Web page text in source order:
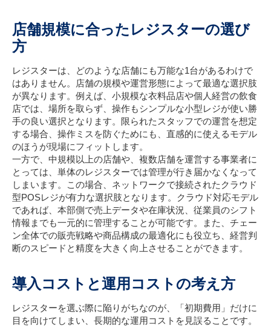
店舗規模に合ったレジスターの選び
方
レジスターは、どのような店舗にも万能な1台があるわけで
はありません。店舗の規模や運営形態によって最適な選択肢
が異なります。例えば、小規模な衣料品店や個人経営の飲食
店では、場所を取らず、操作もシンプルな小型レジが使い勝
手の良い選択となります。限られたスタッフでの運営を想定
する場合、操作ミスを防ぐためにも、直感的に使えるモデル
のほうが現場にフィットします。
一方で、中規模以上の店舗や、複数店舗を運営する事業者に
とっては、単体のレジスターでは管理が行き届かなくなって
しまいます。この場合、ネットワークで接続されたクラウド
型POSレジが有力な選択肢となります。クラウド対応モデル
であれば、本部側で売上データや在庫状況、従業員のシフト
情報までも一元的に管理することが可能です。また、チェー
ン全体での販売戦略や商品構成の最適化にも役立ち、経営判
断のスピードと精度を大きく向上させることができます。
導入コストと運用コストの考え方
レジスターを選ぶ際に陥りがちなのが、「初期費用」だけに
目を向けてしまい、長期的な運用コストを見誤ることです。